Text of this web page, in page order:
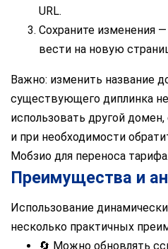
URL.
Сохраните изменения
вести на новую
Важно: изменить название
существующего диплинка
использовать другой
и при необходимости
Мобзио для переноса тарифа.
Преимущества и
Использование
несколько практичных
🔄 Можно обновлять